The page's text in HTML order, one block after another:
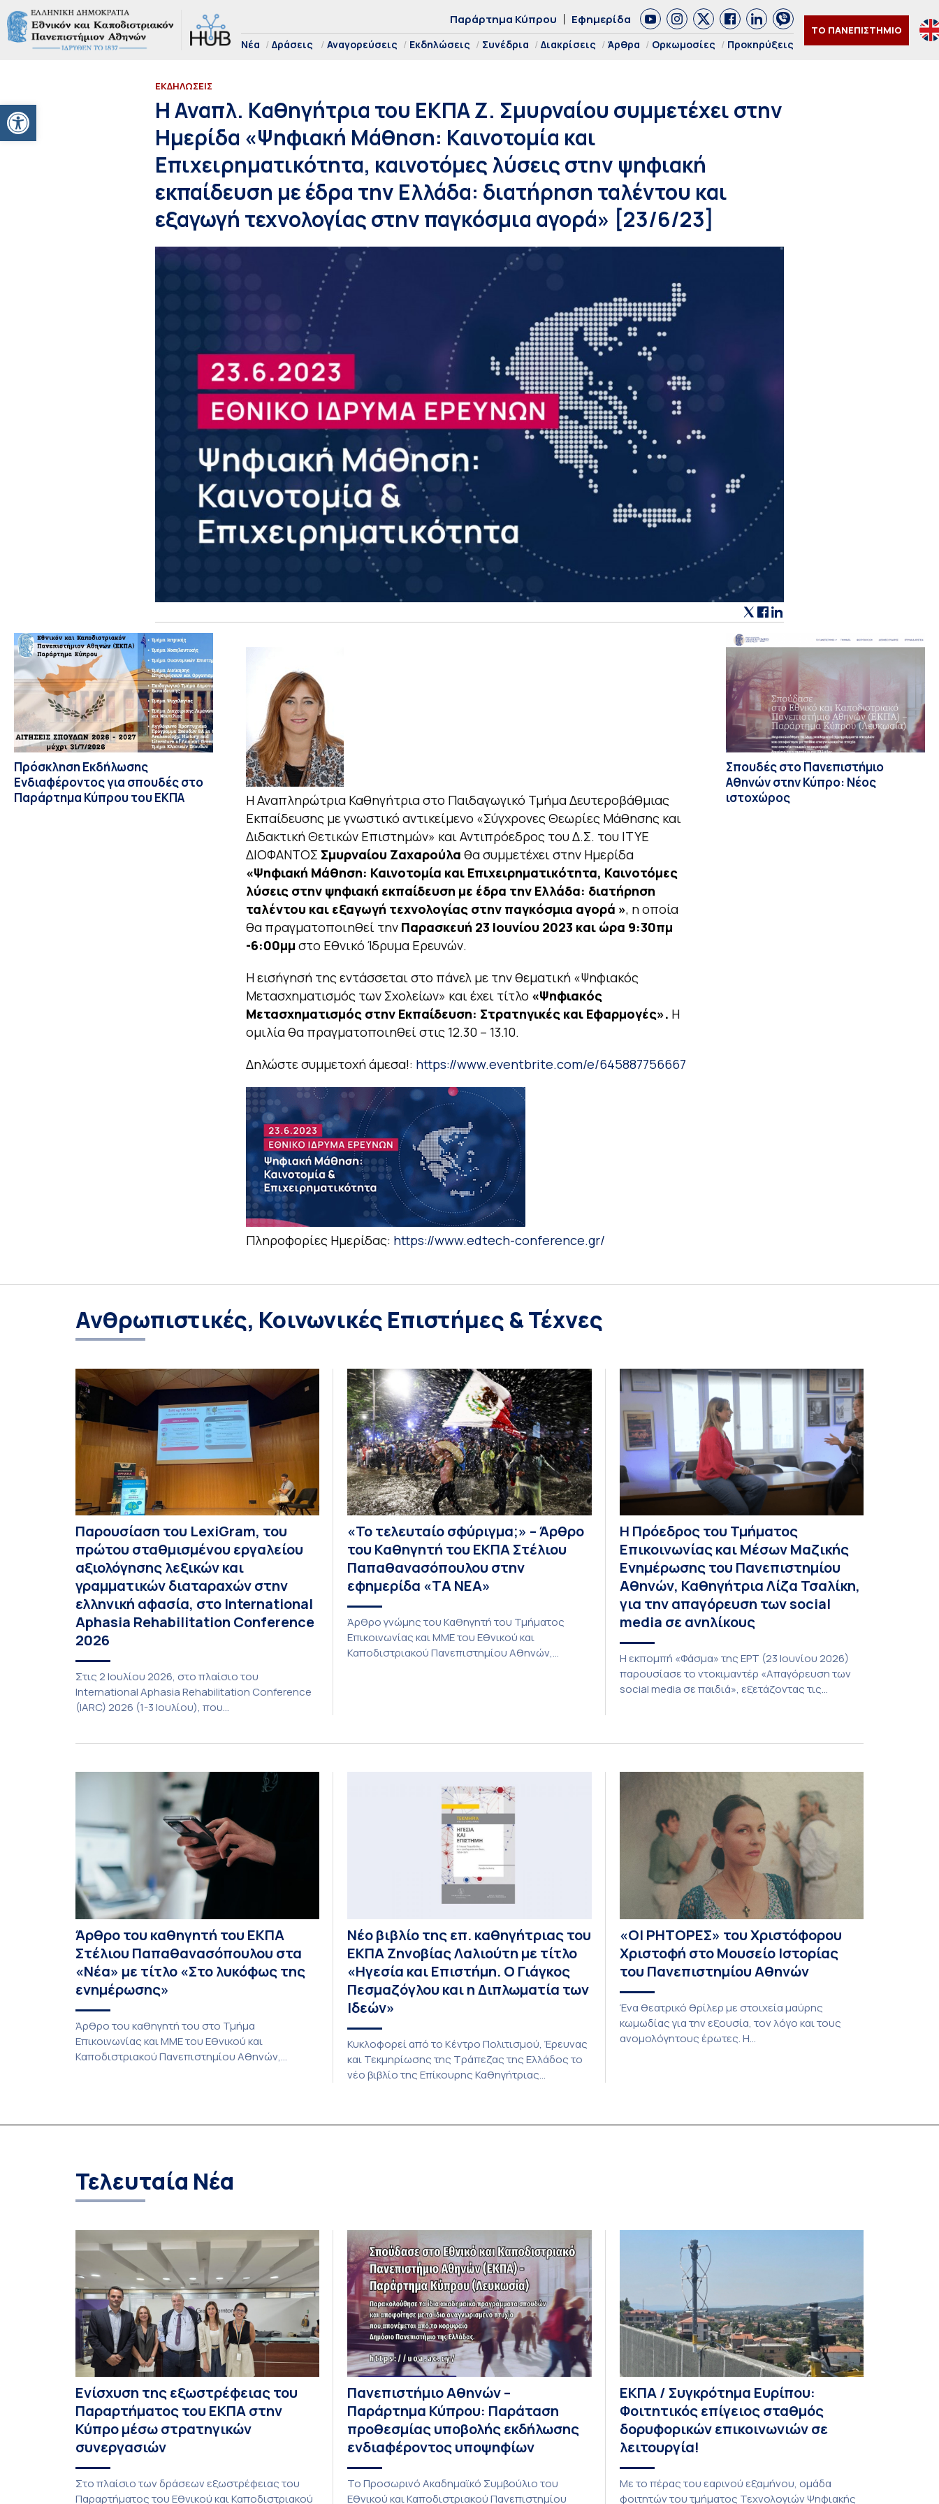
Ανοίξτε τη γραμμή εργαλείων
Παράρτημα Κύπρου Εφημερίδα
Νέα Δράσεις Αναγορεύσεις Εκδηλώσεις Συνέδρια Διακρίσεις Άρθρα Ορκωμοσίες Προκηρύξεις
ΤΟ ΠΑΝΕΠΙΣΤΗΜΙΟ
ΕΚΔΗΛΩΣΕΙΣ
Η Αναπλ. Καθηγήτρια του ΕΚΠΑ Ζ. Σμυρναίου συμμετέχει στην
Ημερίδα «Ψηφιακή Μάθηση: Καινοτομία και
Επιχειρηματικότητα, καινοτόμες λύσεις στην ψηφιακή
εκπαίδευση με έδρα την Ελλάδα: διατήρηση ταλέντου και
εξαγωγή τεχνολογίας στην παγκόσμια αγορά» [23/6/23]
Πρόσκληση Εκδήλωσης
Ενδιαφέροντος για σπουδές στο
Παράρτημα Κύπρου του ΕΚΠΑ
Η Αναπληρώτρια Καθηγήτρια στο Παιδαγωγικό Τμήμα Δευτεροβάθμιας
Εκπαίδευσης με γνωστικό αντικείμενο «Σύγχρονες Θεωρίες Μάθησης και
Διδακτική Θετικών Επιστημών» και Αντιπρόεδρος του Δ.Σ. του ΙΤΥΕ
ΔΙΟΦΑΝΤΟΣ Σμυρναίου Ζαχαρούλα θα συμμετέχει στην Ημερίδα
«Ψηφιακή Μάθηση: Καινοτομία και Επιχειρηματικότητα, Καινοτόμες
λύσεις στην ψηφιακή εκπαίδευση με έδρα την Ελλάδα: διατήρηση
ταλέντου και εξαγωγή τεχνολογίας στην παγκόσμια αγορά », η οποία
θα πραγματοποιηθεί την Παρασκευή 23 Ιουνίου 2023 και ώρα 9:30πμ
-6:00μμ στο Εθνικό Ίδρυμα Ερευνών.
Η εισήγησή της εντάσσεται στο πάνελ με την θεματική «Ψηφιακός
Μετασχηματισμός των Σχολείων» και έχει τίτλο «Ψηφιακός
Μετασχηματισμός στην Εκπαίδευση: Στρατηγικές και Εφαρμογές». Η
ομιλία θα πραγματοποιηθεί στις 12.30 – 13.10.
Δηλώστε συμμετοχή άμεσα!: https://www.eventbrite.com/e/645887756667
Πληροφορίες Ημερίδας: https://www.edtech-conference.gr/
Σπουδές στο Πανεπιστήμιο
Αθηνών στην Κύπρο: Νέος
ιστοχώρος
Ανθρωπιστικές, Κοινωνικές Επιστήμες & Τέχνες
Παρουσίαση του LexiGram, του
πρώτου σταθμισμένου εργαλείου
αξιολόγησης λεξικών και
γραμματικών διαταραχών στην
ελληνική αφασία, στο International
Aphasia Rehabilitation Conference
2026
Στις 2 Ιουλίου 2026, στο πλαίσιο του
International Aphasia Rehabilitation Conference
(IARC) 2026 (1-3 Ιουλίου), που
Σπυριδούλα Βαρλοκώστα, παρουσίασε το
LexiGram, ένα καινοτόμο, σταθμισμένο εργαλείο
αξιολόγησης των λεξικών και γραμματικών
διαταραχών σε ελληνόφωνους ασθενείς με
αφασία. Η αφασία είναι επίκτητη γλωσσική […]
«Το τελευταίο σφύριγμα;» – Άρθρο
του Καθηγητή του ΕΚΠΑ Στέλιου
Παπαθανασόπουλου στην
εφημερίδα «ΤΑ ΝΕΑ»
Άρθρο γνώμης του Καθηγητή του Τμήματος
Επικοινωνίας και ΜΜΕ του Εθνικού και
Καποδιστριακού Πανεπιστημίου Αθηνών,
τηλεοπτικό γεγονός σε απευθείας σύνδεση»
Η Πρόεδρος του Τμήματος
Επικοινωνίας και Μέσων Μαζικής
Ενημέρωσης του Πανεπιστημίου
Αθηνών, Καθηγήτρια Λίζα Τσαλίκη,
για την απαγόρευση των social
media σε ανηλίκους
Η εκπομπή «Φάσμα» της ΕΡΤ (23 Ιουνίου 2026)
παρουσίασε το ντοκιμαντέρ «Απαγόρευση των
social media σε παιδιά», εξετάζοντας τις
περιορισμοί ή οι απαγορεύσεις χρήσης των
μέσων κοινωνικής […]
Άρθρο του καθηγητή του ΕΚΠΑ
Στέλιου Παπαθανασόπουλου στα
«Νέα» με τίτλο «Στο λυκόφως της
ενημέρωσης»
Άρθρο του καθηγητή του στο Τμήμα
Επικοινωνίας και ΜΜΕ του Εθνικού και
Καποδιστριακού Πανεπιστημίου Αθηνών,
[…]
Νέο βιβλίο της επ. καθηγήτριας του
ΕΚΠΑ Ζηνοβίας Λαλιούτη με τίτλο
«Ηγεσία και Επιστήμη. Ο Γιάγκος
Πεσμαζόγλου και η Διπλωματία των
Ιδεών»
Κυκλοφορεί από το Κέντρο Πολιτισμού, Έρευνας
και Τεκμηρίωσης της Τράπεζας της Ελλάδος το
νέο βιβλίο της Επίκουρης Καθηγήτριας
«ΟΙ ΡΗΤΟΡΕΣ» του Χριστόφορου
Χριστοφή στο Μουσείο Ιστορίας
του Πανεπιστημίου Αθηνών
Ένα θεατρικό θρίλερ με στοιχεία μαύρης
κωμωδίας για την εξουσία, τον λόγο και τους
ανομολόγητους έρωτες. Η
Πανεπιστημίου Αθηνών] Τι συμβαίνει όταν η […]
Τελευταία Νέα
Ενίσχυση της εξωστρέφειας του
Παραρτήματος του ΕΚΠΑ στην
Κύπρο μέσω στρατηγικών
συνεργασιών
Στο πλαίσιο των δράσεων εξωστρέφειας του
Παραρτήματος του Εθνικού και Καποδιστριακού
Πανεπιστήμιο Αθηνών –
Παράρτημα Κύπρου: Παράταση
προθεσμίας υποβολής εκδήλωσης
ενδιαφέροντος υποψηφίων
Το Προσωρινό Ακαδημαϊκό Συμβούλιο του
Εθνικού και Καποδιστριακού Πανεπιστημίου
ΕΚΠΑ / Συγκρότημα Ευρίπου:
Φοιτητικός επίγειος σταθμός
δορυφορικών επικοινωνιών σε
λειτουργία!
Με το πέρας του εαρινού εξαμήνου, ομάδα
φοιτητών του τμήματος Τεχνολογιών Ψηφιακής